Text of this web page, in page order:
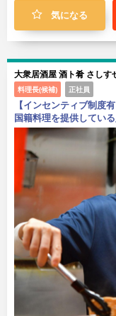
気になる
大衆居酒屋 酒ト肴 さしす
料理長(候補) 正社員
【インセンティブ制度
国籍料理を提供してい